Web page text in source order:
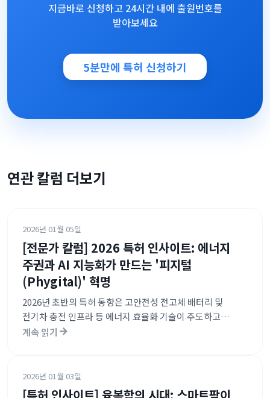
지금바로 신청하고 24시간 내에 출원번호를
받아보세요
5분만에 특허 신청하기
연관 칼럼 더보기
2026년 01월 05일
[전문가 칼럼] 2026 특허 인사이트: 에너지
주권과 AI 지능화가 만드는 '피지털
(Phygital)' 혁명
2026년 초반의 특허 동향은 고안전성 전고체 배터리 및
전기차 충전 인프라 등 에너지 효율화 기술이 주도하고
있습니다. 이와 함께 AI를 활용한 산업 현장 위험 예측, 의료
포집 및 폐기물 재생과 같은 친환경 기술이 제조 공정 전반에
결합되며 ESG 중심의 기술 혁신이 뚜렷하게 나타나고
계속 읽기
2026년 01월 03일